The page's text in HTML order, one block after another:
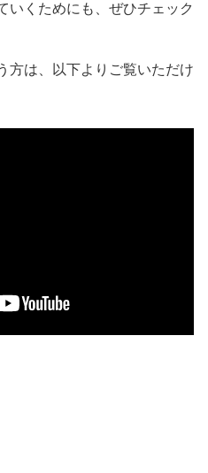
いくためにも、ぜひチェック
方は、以下よりご覧いただけ